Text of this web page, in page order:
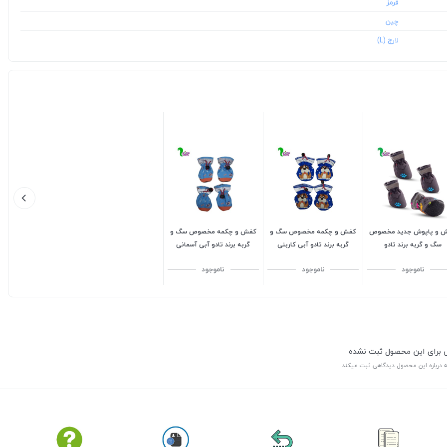
و پاپوش جدید مخصوص
سگ و گربه برند تادو
ناموجود
کفش و چکمه مخصوص سگ و
گربه برند تادو آبی کاربنی
ناموجود
کفش و چکمه مخصوص سگ و
گربه برند تادو آبی آسمانی
ناموجود
برای این محصول ثبت نشده
درباره این محصول دیدگاهی ثبت میکند